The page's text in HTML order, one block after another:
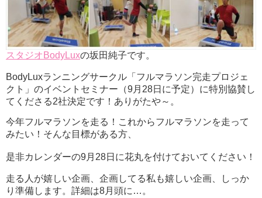
スタジオBodyLuxの坂田純子です。
BodyLuxランニングサークル「フルマラソン完走プロジェ
クト」のイベントセミナー（9月28日に予定）に特別協賛し
てくださる2社決定です！ありがたや～。
今年フルマラソンを走る！これからフルマラソンを走って
みたい！そんな目標がある方、
是非カレンダーの9月28日に花丸を付けておいてください！
走る人が嬉しい企画、企画してる私も嬉しい企画、しっか
り準備します。詳細は8月頭に…。